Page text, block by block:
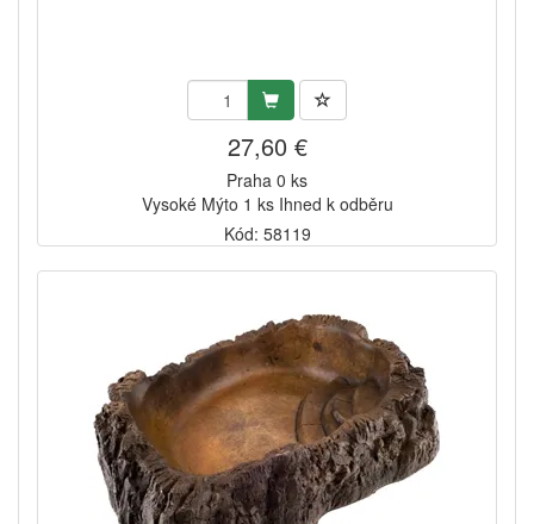
27,60 €
Praha 0 ks
Vysoké Mýto 1 ks Ihned k odběru
Kód: 58119